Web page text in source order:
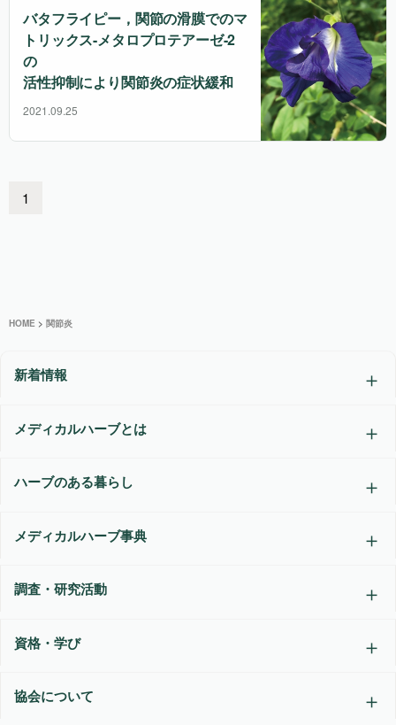
バタフライピー，関節の滑膜でのマ
トリックス-メタロプロテアーゼ-2
の
活性抑制により関節炎の症状緩和
2021.09.25
1
HOME > 関節炎
新着情報
メディカルハーブとは
ハーブのある暮らし
メディカルハーブ事典
調査・研究活動
資格・学び
協会について